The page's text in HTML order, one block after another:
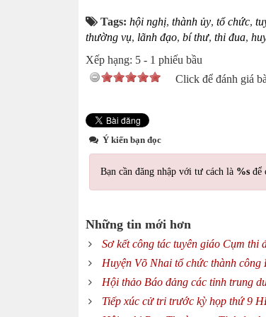
Tags: hội nghị, thành ủy, tổ chức,
thường vụ, lãnh đạo, bí thư, thi đua,
Xếp hạng: 5 - 1 phiếu bầu
Click để đánh giá
Ý kiến bạn đọc
Bạn cần đăng nhập với tư cách là %s để
Những tin mới hơn
Sơ kết công tác tuyên giáo Cụm thi
Huyện Võ Nhai tổ chức thành
Hội thảo Báo đảng các tỉnh trung
Tiếp xúc cử tri trước kỳ họp thứ 9